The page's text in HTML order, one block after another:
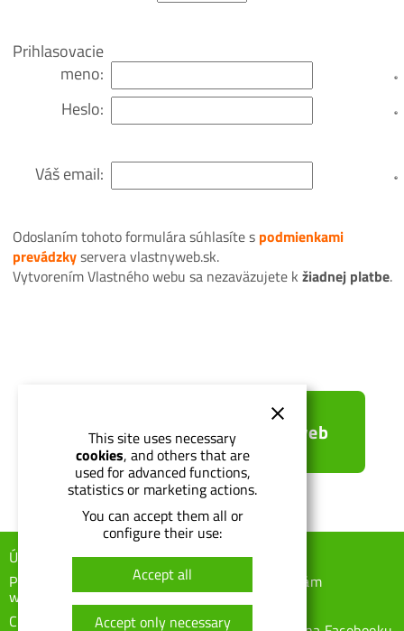
This site uses necessary
cookies, and others that are
used for advanced functions,
statistics or marketing actions.
You can accept them all or
configure their use:
Accept all
Accept only necessary
Prihlasovacie
meno:
Heslo:
Váš email:
Odoslaním tohoto formulára súhlasíte s podmienkami
prevádzkyservera vlastnyweb.sk.
Vytvorením Vlastného webu sa nezaväzujete k žiadnej platbe.
Vytvoriť Vlastný web
Úvod
Prečo Vlastný
web
Cenník
Šablóny
Parametre
Vytvoriť web
Pomoc
Napíšte nám
Kontakt